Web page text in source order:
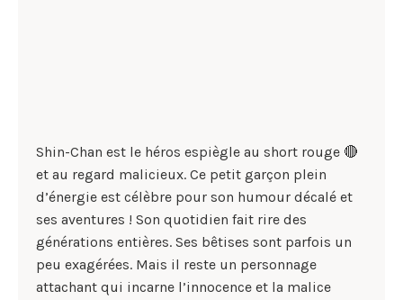
Shin-Chan est le héros espiègle au short rouge 🔴
et au regard malicieux. Ce petit garçon plein
d’énergie est célèbre pour son humour décalé et
ses aventures ! Son quotidien fait rire des
générations entières. Ses bêtises sont parfois un
peu exagérées. Mais il reste un personnage
attachant qui incarne l’innocence et la malice